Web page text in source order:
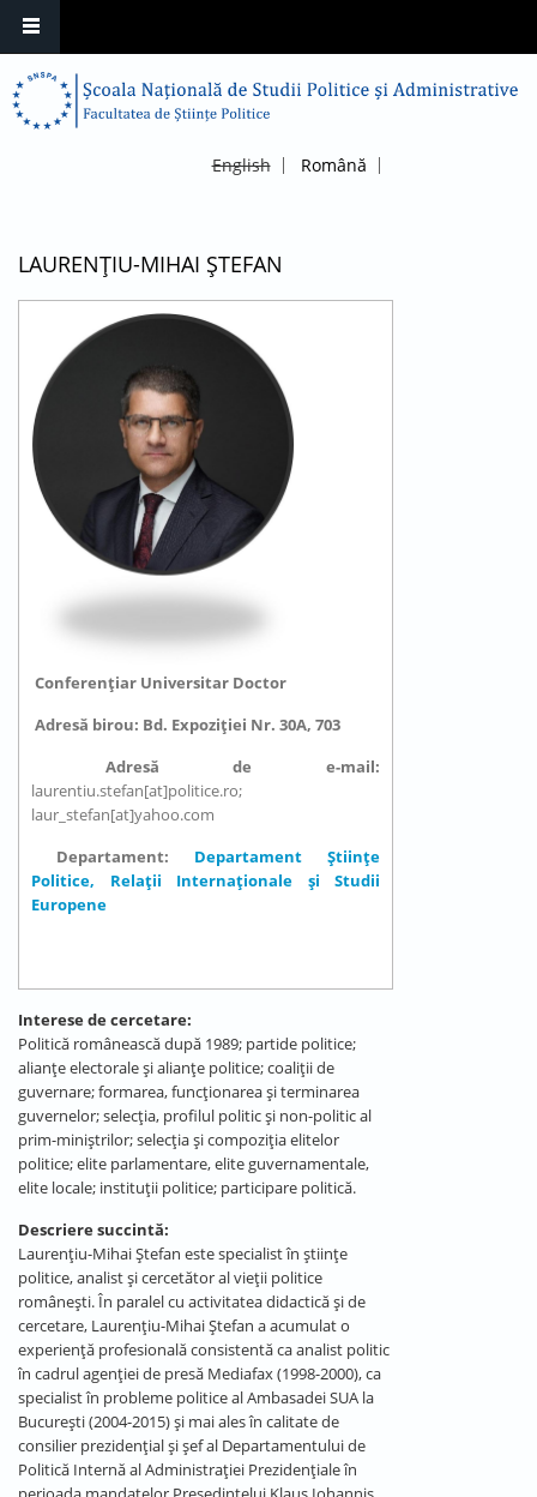
English Română
LAURENŢIU-MIHAI ŞTEFAN
Conferențiar Universitar Doctor
Adresă birou: Bd. Expoziției Nr. 30A, 703
Adresă de e-mail:
laurentiu.stefan[at]politice.ro;
laur_stefan[at]yahoo.com
Departament: Departament Științe
Politice, Relații Internaționale și Studii
Europene
Interese de cercetare:
Politică românească după 1989; partide politice;
alianțe electorale și alianțe politice; coaliții de
guvernare; formarea, funcționarea și terminarea
guvernelor; selecția, profilul politic și non-politic al
prim-miniștrilor; selecția și compoziția elitelor
politice; elite parlamentare, elite guvernamentale,
elite locale; instituții politice; participare politică.
Descriere succintă:
Laurenţiu-Mihai Ştefan este specialist în științe
politice, analist și cercetător al vieții politice
românești. În paralel cu activitatea didactică și de
cercetare, Laurenţiu-Mihai Ştefan a acumulat o
experiență profesională consistentă ca analist politic
în cadrul agenției de presă Mediafax (1998-2000), ca
specialist în probleme politice al Ambasadei SUA la
București (2004-2015) și mai ales în calitate de
consilier prezidențial și șef al Departamentului de
Politică Internă al Administrației Prezidențiale în